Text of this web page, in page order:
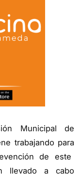
Municipal de
trabajando para
de este
llevado a cabo